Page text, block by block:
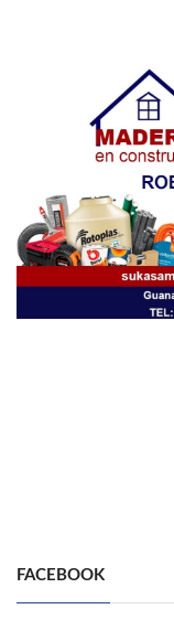
FACEBOOK